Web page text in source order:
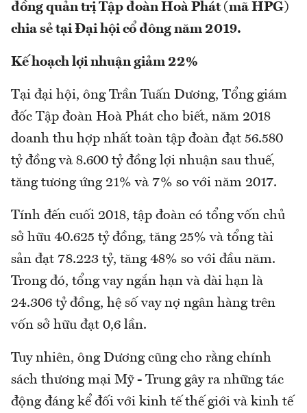
đồng quản trị Tập đoàn Hoà Phát (mã HPG)
chia sẻ tại Đại hội cổ đông năm 2019.
Kế hoạch lợi nhuận giảm 22%
Tại đại hội, ông Trần Tuấn Dương, Tổng giám
đốc Tập đoàn Hoà Phát cho biết, năm 2018
doanh thu hợp nhất toàn tập đoàn đạt 56.580
tỷ đồng và 8.600 tỷ đồng lợi nhuận sau thuế,
tăng tương ứng 21% và 7% so với năm 2017.
Tính đến cuối 2018, tập đoàn có tổng vốn chủ
sở hữu 40.625 tỷ đồng, tăng 25% và tổng tài
sản đạt 78.223 tỷ, tăng 48% so với đầu năm.
Trong đó, tổng vay ngắn hạn và dài hạn là
24.306 tỷ đồng, hệ số vay nợ ngân hàng trên
vốn sở hữu đạt 0,6 lần.
Tuy nhiên, ông Dương cũng cho rằng chính
sách thương mại Mỹ - Trung gây ra những tác
động đáng kể đối với kinh tế thế giới và kinh tế